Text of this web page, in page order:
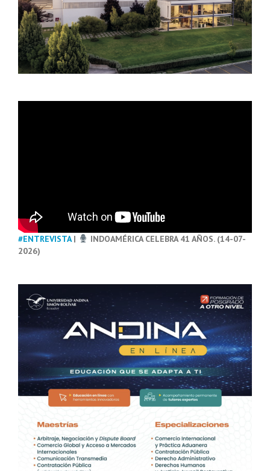
#ENTREVISTA|
INDOAMÉRICA CELEBRA 41 AÑOS. (14-07-
2026)